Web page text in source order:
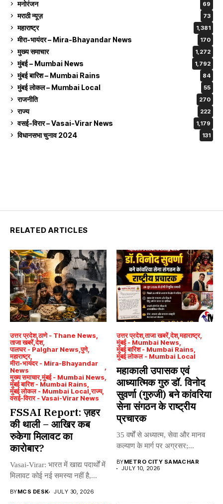
मनोरंजन 69
मराठी न्यूज़ 73
महाराष्ट्र 1,381
मीरा-भायंदर – Mira-Bhayandar News 170
मुख्य समाचार 1,272
मुंबई – Mumbai News 1,792
मुंबई बारिश – Mumbai Rains 84
मुंबई लोकल – Mumbai Local 55
राजनीति 270
राज्य 222
वसई-विरार – Vasai-Virar News 1,179
विधानसभा चुनाव 2024 131
RELATED ARTICLES
उत्तर प्रदेश ठाणे - Thane News
ताजा खबरें देश
पालघर - Palghar News पुणे
महाराष्ट्र
मीरा-भायंदर - Mira-Bhayandar
News
मुख्य समाचार मुंबई - Mumbai News
मुंबई बारिश - Mumbai Rains
मुंबई लोकल - Mumbai Local राज्य
वसई-विरार - Vasai-Virar News
FSSAI Report: ज़हर
की थाली – आखिर कब
रुकेगा मिलावट का
कारोबार?
Vasai-Virar: भारत में खाद्य पदार्थों में
मिलावट कोई नई समस्या नहीं है,...
BYMCS DESK JULY 30, 2026
उत्तर प्रदेश ताजा खबरें देश महाराष्ट्र
मुंबई - Mumbai News
मुंबई बारिश - Mumbai Rains
मुंबई लोकल - Mumbai Local
महाकाली उपासक एवं
आध्यात्मिक गुरु डॉ. विनोद
सुवर्णा (गुरुजी) बने कांवरिया
सेना संगठन के राष्ट्रीय
प्रचारक
35 वर्षों से अध्यात्म, सेवा और मानव
कल्याण के मार्ग पर अग्रसर;...
BYMETRO CITY SAMACHAR
JULY 10, 2026